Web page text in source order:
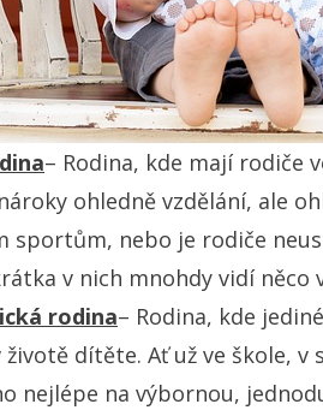
– Rodina, kde mají rodiče
ohledně vzdělání, ale
sportům, nebo je rodiče
v nich mnohdy vidí něco
rodina– Rodina, kde
dítěte. Ať už ve škole, v
nejlépe na výbornou,